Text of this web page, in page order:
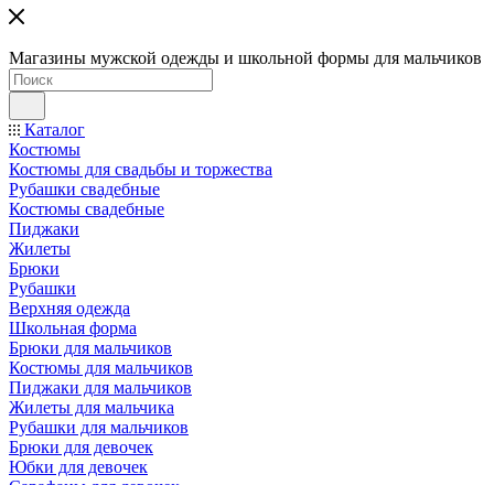
Магазины мужской одежды и школьной формы для мальчиков
Каталог
Костюмы
Костюмы для свадьбы и торжества
Рубашки свадебные
Костюмы свадебные
Пиджаки
Жилеты
Брюки
Рубашки
Верхняя одежда
Школьная форма
Брюки для мальчиков
Костюмы для мальчиков
Пиджаки для мальчиков
Жилеты для мальчика
Рубашки для мальчиков
Брюки для девочек
Юбки для девочек